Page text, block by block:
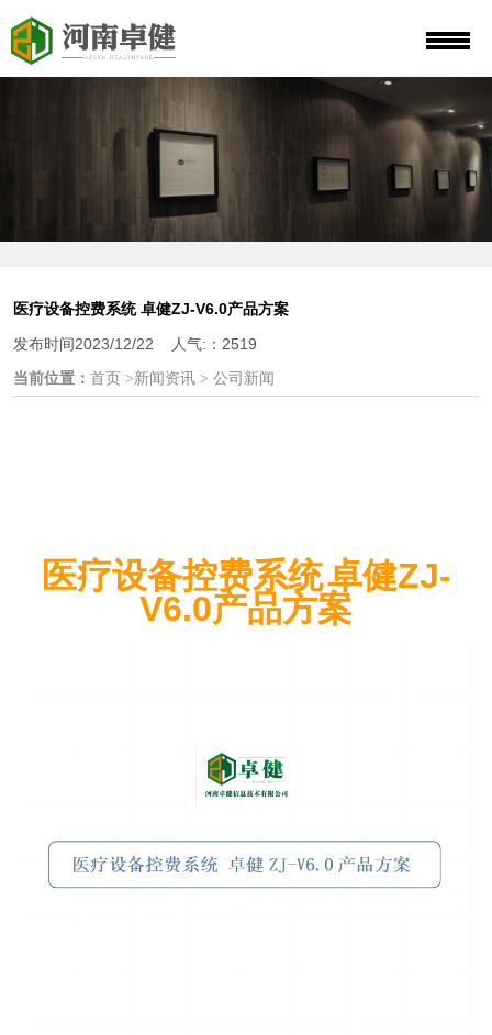
医疗设备控费系统 卓健ZJ-V6.0产品方案
发布时间2023/12/22 人气:：2519
当前位置： 首页 >新闻资讯 > 公司新闻
医疗设备控费系统卓健ZJ-
V6.0产品方案